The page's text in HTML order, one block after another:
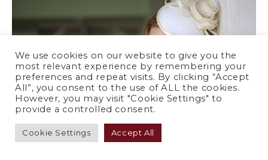
We use cookies on our website to give you the
most relevant experience by remembering your
preferences and repeat visits. By clicking “Accept
All”, you consent to the use of ALL the cookies.
However, you may visit "Cookie Settings" to
provide a controlled consent.
Cookie Settings Accept All